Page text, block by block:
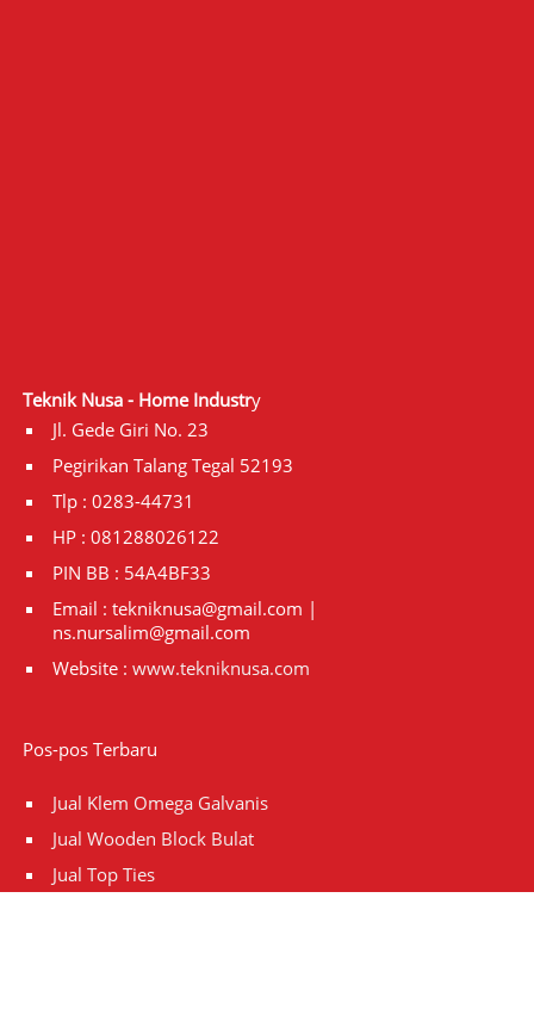
Teknik Nusa - Home Industry
Jl. Gede Giri No. 23
Pegirikan Talang Tegal 52193
Tlp : 0283-44731
HP : 081288026122
PIN BB : 54A4BF33
Email : tekniknusa@gmail.com |
ns.nursalim@gmail.com
Website : www.tekniknusa.com
Pos-pos Terbaru
Jual Klem Omega Galvanis
Jual Wooden Block Bulat
Jual Top Ties